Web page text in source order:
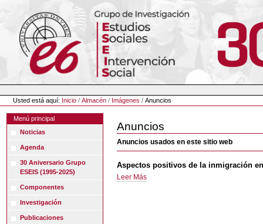
contenido.
navegación
Herramientas
Personales
Usted está aquí: Inicio /Almacén / Imágenes /Anuncios
Menú principal
Noticias
Agenda
30 Aniversario Grupo
ESEIS (1995-2025)
Componentes
Investigación
Publicaciones
Anuncios
Anuncios usados en este sitio web
Aspectos positivos de la inmigración
Aspectos
Leer Más